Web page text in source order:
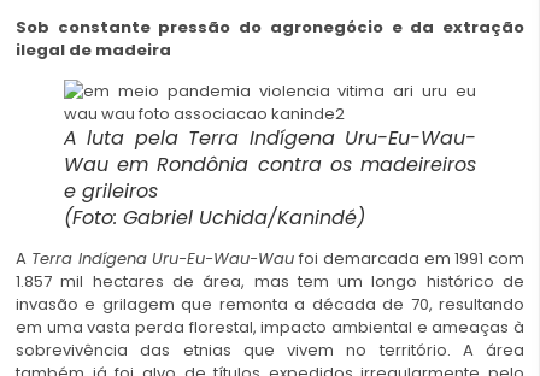
Sob constante pressão do agronegócio e da extração
ilegal de madeira
A luta pela Terra Indígena Uru-Eu-Wau-
Wau em Rondônia contra os madeireiros
e grileiros
(Foto: Gabriel Uchida/Kanindé)
A Terra Indígena Uru-Eu-Wau-Wau foi demarcada em 1991 com
1.857 mil hectares de área, mas tem um longo histórico de
invasão e grilagem que remonta a década de 70, resultando
em uma vasta perda florestal, impacto ambiental e ameaças à
sobrevivência das etnias que vivem no território. A área